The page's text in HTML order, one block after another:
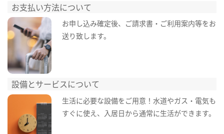
お支払い方法について
お申し込み確定後、ご請求書・ご利用案内等をお
送り致します。
設備とサービスについて
生活に必要な設備をご用意！水道やガス・電気も
すぐに使え、入居日から通常に生活ができます。